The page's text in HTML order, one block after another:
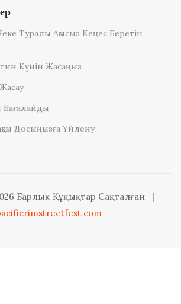
Туралы Ақысыз Кеңес Беретін
Күнін Жасаңыз
Бағалайды
Досыңызға Үйлену
Барлық Құқықтар Сақталған
|